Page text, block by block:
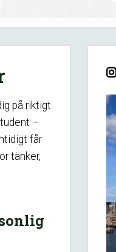
på riktigt
–
får
tänker,